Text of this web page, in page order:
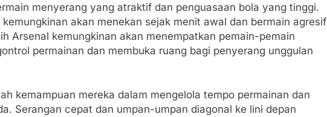
menyerang yang atraktif dan penguasaan bola yang tinggi.
akan menekan sejak menit awal dan bermain agresif
Arsenal kemungkinan akan menempatkan pemain-pemain
permainan dan membuka ruang bagi penyerang unggulan
kemampuan mereka dalam mengelola tempo permainan dan
Serangan cepat dan umpan-umpan diagonal ke lini depan